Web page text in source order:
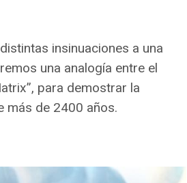
insinuaciones a una
una analogía entre el
para demostrar la
más de 2400 años.